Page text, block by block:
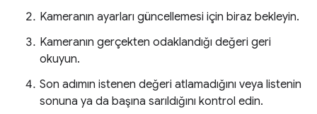
Kameranın ayarları güncellemesi için biraz bekleyin.
Kameranın gerçekten odaklandığı değeri geri
okuyun.
Son adımın istenen değeri atlamadığını veya listenin
sonuna ya da başına sarıldığını kontrol edin.